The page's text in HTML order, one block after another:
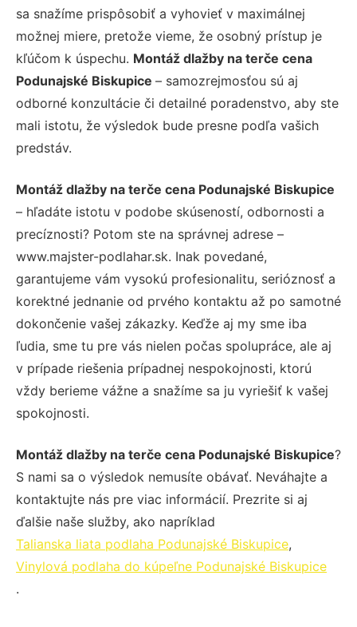
sa snažíme prispôsobiť a vyhovieť v maximálnej
možnej miere, pretože vieme, že osobný prístup je
kľúčom k úspechu. Montáž dlažby na terče cena
Podunajské Biskupice – samozrejmosťou sú aj
odborné konzultácie či detailné poradenstvo, aby ste
mali istotu, že výsledok bude presne podľa vašich
predstáv.
Montáž dlažby na terče cena Podunajské Biskupice
– hľadáte istotu v podobe skúseností, odbornosti a
precíznosti? Potom ste na správnej adrese –
www.majster-podlahar.sk. Inak povedané,
garantujeme vám vysokú profesionalitu, serióznosť a
korektné jednanie od prvého kontaktu až po samotné
dokončenie vašej zákazky. Keďže aj my sme iba
ľudia, sme tu pre vás nielen počas spolupráce, ale aj
v prípade riešenia prípadnej nespokojnosti, ktorú
vždy berieme vážne a snažíme sa ju vyriešiť k vašej
spokojnosti.
Montáž dlažby na terče cena Podunajské Biskupice?
S nami sa o výsledok nemusíte obávať. Neváhajte a
kontaktujte nás pre viac informácií. Prezrite si aj
ďalšie naše služby, ako napríklad
Talianska liata podlaha Podunajské Biskupice,
Vinylová podlaha do kúpeľne Podunajské Biskupice
.